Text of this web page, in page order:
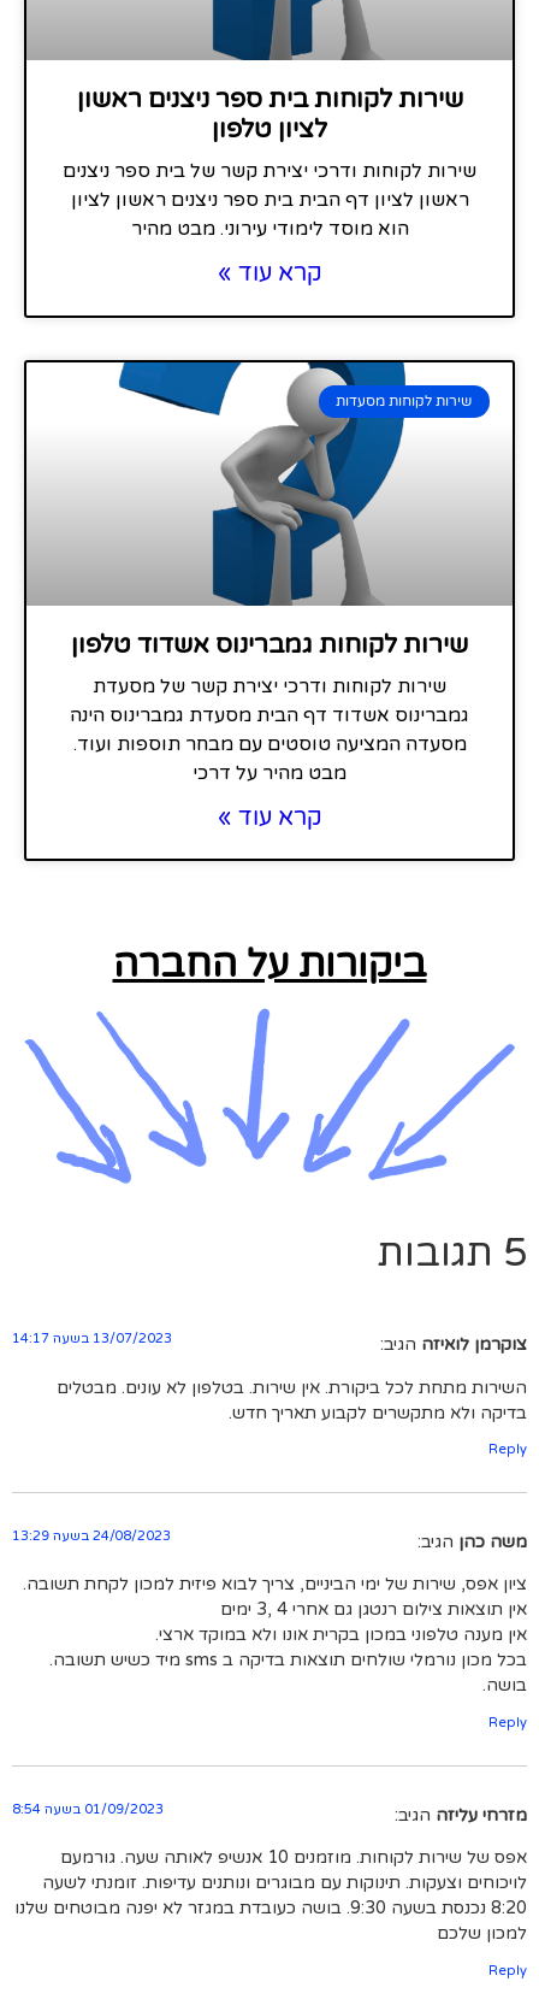
שירות לקוחות בית ספר ניצנים ראשון
לציון טלפון
שירות לקוחות ודרכי יצירת קשר של בית ספר ניצנים
ראשון לציון דף הבית בית ספר ניצנים ראשון לציון
הוא מוסד לימודי עירוני. מבט מהיר
קרא עוד »
שירות לקוחות מסעדות
שירות לקוחות גמברינוס אשדוד טלפון
שירות לקוחות ודרכי יצירת קשר של מסעדת
גמברינוס אשדוד דף הבית מסעדת גמברינוס הינה
מסעדה המציעה טוסטים עם מבחר תוספות ועוד.
מבט מהיר על דרכי
קרא עוד »
ביקורות על החברה
5 תגובות
צוקרמן לואיזה הגיב: 13/07/2023 בשעה 14:17
השירות מתחת לכל ביקורת. אין שירות. בטלפון לא עונים. מבטלים
בדיקה ולא מתקשרים לקבוע תאריך חדש.
Reply
משה כהן הגיב: 24/08/2023 בשעה 13:29
ציון אפס, שירות של ימי הביניים, צריך לבוא פיזית למכון לקחת תשובה.
אין תוצאות צילום רנטגן גם אחרי 4 ,3 ימים
אין מענה טלפוני במכון בקרית אונו ולא במוקד ארצי.
בכל מכון נורמלי שולחים תוצאות בדיקה ב sms מיד כשיש תשובה.
בושה.
Reply
מזרחי עליזה הגיב: 01/09/2023 בשעה 8:54
אפס של שירות לקוחות. מוזמנים 10 אנשיפ לאותה שעה. גורמעם
לויכוחים וצעקות. תינוקות עם מבוגרים ונותנים עדיפות. זומנתי לשעה
8:20 נכנסת בשעה 9:30. בושה כעובדת במגזר לא יפנה מבוטחים שלנו
למכון שלכם
Reply